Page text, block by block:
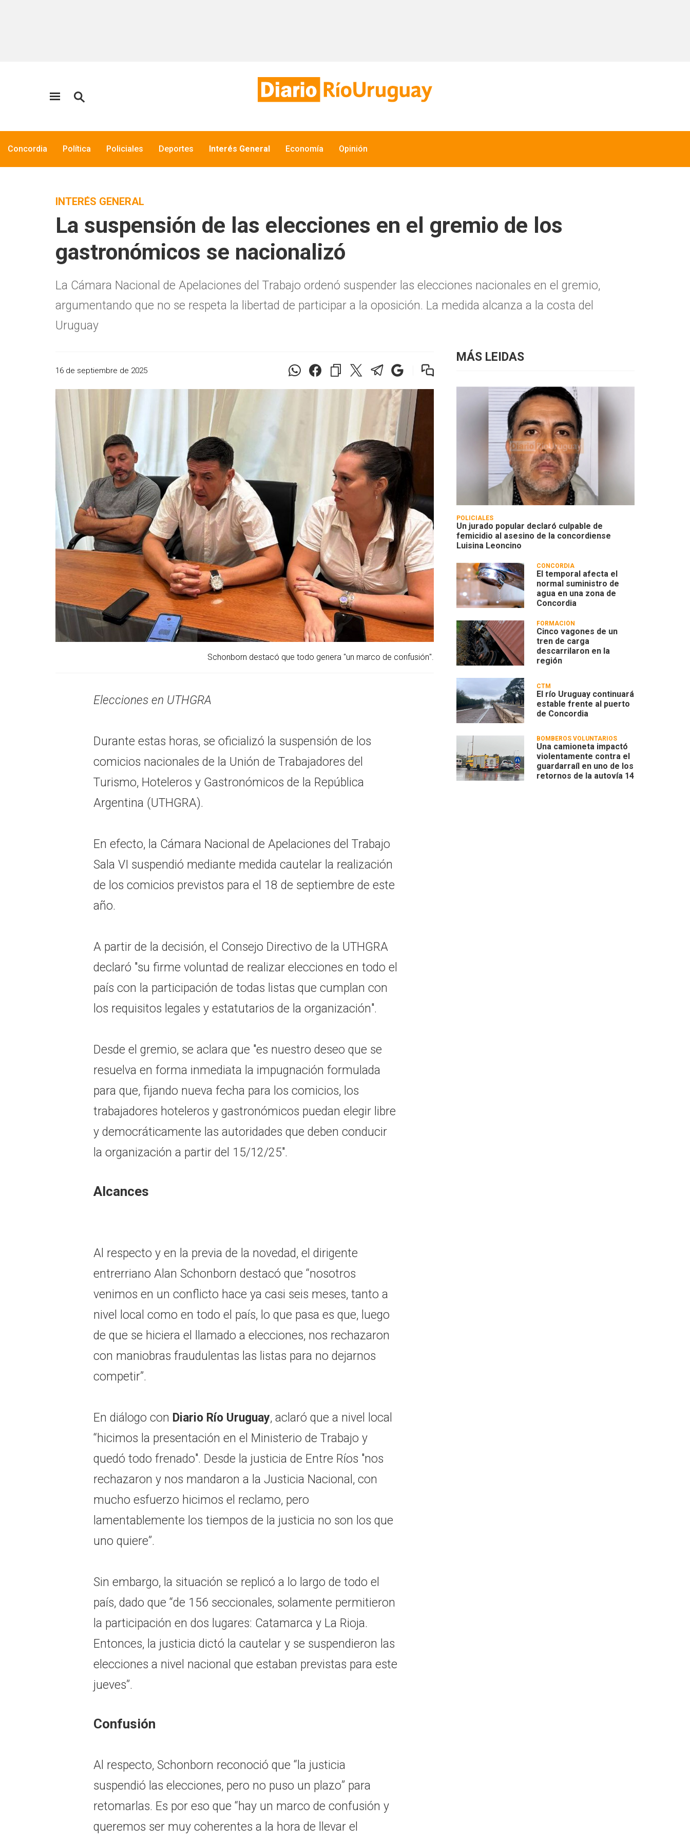
Concordia Política Policiales Deportes Interés General Economía Opinión
INTERÉS GENERAL
La suspensión de las elecciones en el gremio de los
gastronómicos se nacionalizó
La Cámara Nacional de Apelaciones del Trabajo ordenó suspender las elecciones nacionales en el gremio,
argumentando que no se respeta la libertad de participar a la oposición. La medida alcanza a la costa del
Uruguay
16 de septiembre de 2025
Schonborn destacó que todo genera "un marco de confusión".
Elecciones en UTHGRA
Durante estas horas, se oficializó la suspensión de los
comicios nacionales de la Unión de Trabajadores del
Turismo, Hoteleros y Gastronómicos de la República
Argentina (UTHGRA).
En efecto, la Cámara Nacional de Apelaciones del Trabajo
Sala VI suspendió mediante medida cautelar la realización
de los comicios previstos para el 18 de septiembre de este
año.
A partir de la decisión, el Consejo Directivo de la UTHGRA
declaró "su firme voluntad de realizar elecciones en todo el
país con la participación de todas listas que cumplan con
los requisitos legales y estatutarios de la organización".
Desde el gremio, se aclara que "es nuestro deseo que se
resuelva en forma inmediata la impugnación formulada
para que, fijando nueva fecha para los comicios, los
trabajadores hoteleros y gastronómicos puedan elegir libre
y democráticamente las autoridades que deben conducir
la organización a partir del 15/12/25".
Alcances
Al respecto y en la previa de la novedad, el dirigente
entrerriano Alan Schonborn destacó que “nosotros
venimos en un conflicto hace ya casi seis meses, tanto a
nivel local como en todo el país, lo que pasa es que, luego
de que se hiciera el llamado a elecciones, nos rechazaron
con maniobras fraudulentas las listas para no dejarnos
competir”.
En diálogo con Diario Río Uruguay, aclaró que a nivel local
“hicimos la presentación en el Ministerio de Trabajo y
quedó todo frenado". Desde la justicia de Entre Ríos "nos
rechazaron y nos mandaron a la Justicia Nacional, con
mucho esfuerzo hicimos el reclamo, pero
lamentablemente los tiempos de la justicia no son los que
uno quiere”.
Sin embargo, la situación se replicó a lo largo de todo el
país, dado que “de 156 seccionales, solamente permitieron
la participación en dos lugares: Catamarca y La Rioja.
Entonces, la justicia dictó la cautelar y se suspendieron las
elecciones a nivel nacional que estaban previstas para este
jueves”.
Confusión
Al respecto, Schonborn reconoció que “la justicia
suspendió las elecciones, pero no puso un plazo” para
retomarlas. Es por eso que “hay un marco de confusión y
queremos ser muy coherentes a la hora de llevar el
MÁS LEIDAS
POLICIALES
Un jurado popular declaró culpable de
femicidio al asesino de la concordiense
Luisina Leoncino
CONCORDIA
El temporal afecta el
normal suministro de
agua en una zona de
Concordia
FORMACIÓN
Cinco vagones de un
tren de carga
descarrilaron en la
región
CTM
El río Uruguay continuará
estable frente al puerto
de Concordia
BOMBEROS VOLUNTARIOS
Una camioneta impactó
violentamente contra el
guardarraíl en uno de los
retornos de la autovía 14